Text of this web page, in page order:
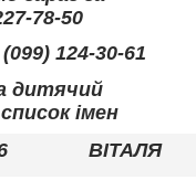
78-50
124-30-61
дитячий
імен
ВІТАЛЯ